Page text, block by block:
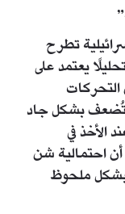
تطرح
يعتمد على
التحركات
تُضعف بشكل جاد
الأخذ في
أن احتمالية شن
ملحوظ